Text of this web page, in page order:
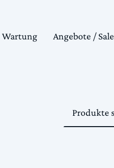
Wartung Angebote / Sale